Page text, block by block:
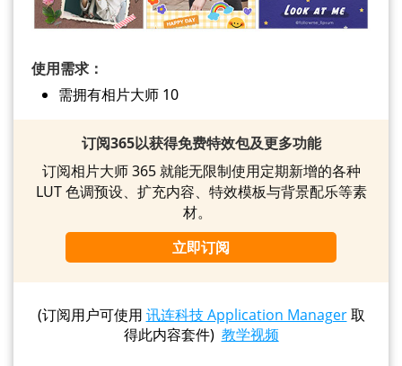
使用需求：
需拥有相片大师 10
订阅365以获得免费特效包及更多功能
订阅相片大师 365 就能无限制使用定期新增的各种
LUT 色调预设、扩充内容、特效模板与背景配乐等素
材。
立即订阅
(订阅用户可使用 讯连科技 Application Manager取
得此内容套件) 教学视频